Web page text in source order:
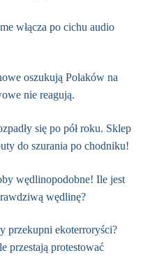
włącza po cichu audio
oszukują Polaków na
nie reagują.
się po pół roku. Sklep
do szurania po chodniku!
wędlinopodobne! Ile jest
wędlinę?
przekupni ekoterroryści?
przestają protestować